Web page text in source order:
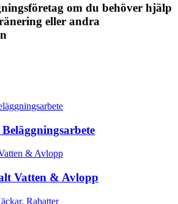
om du behöver hjälp
eller andra
Vatten & Avlopp